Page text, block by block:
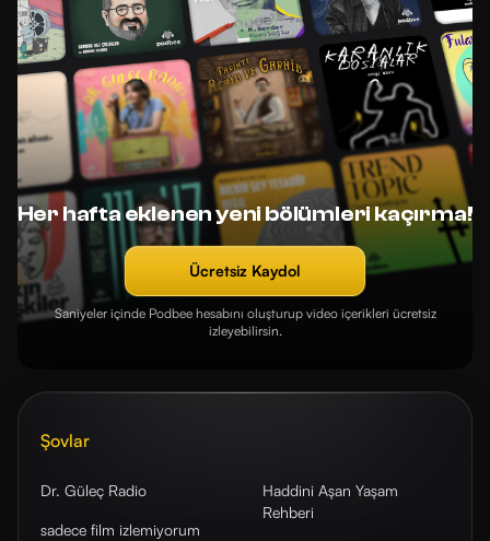
Her hafta eklenen yeni bölümleri kaçırma!
Ücretsiz Kaydol
Saniyeler içinde Podbee hesabını oluşturup video içerikleri ücretsiz
izleyebilirsin.
Şovlar
Dr. Güleç Radio
sadece film izlemiyorum
Haddini Aşan Yaşam
Rehberi